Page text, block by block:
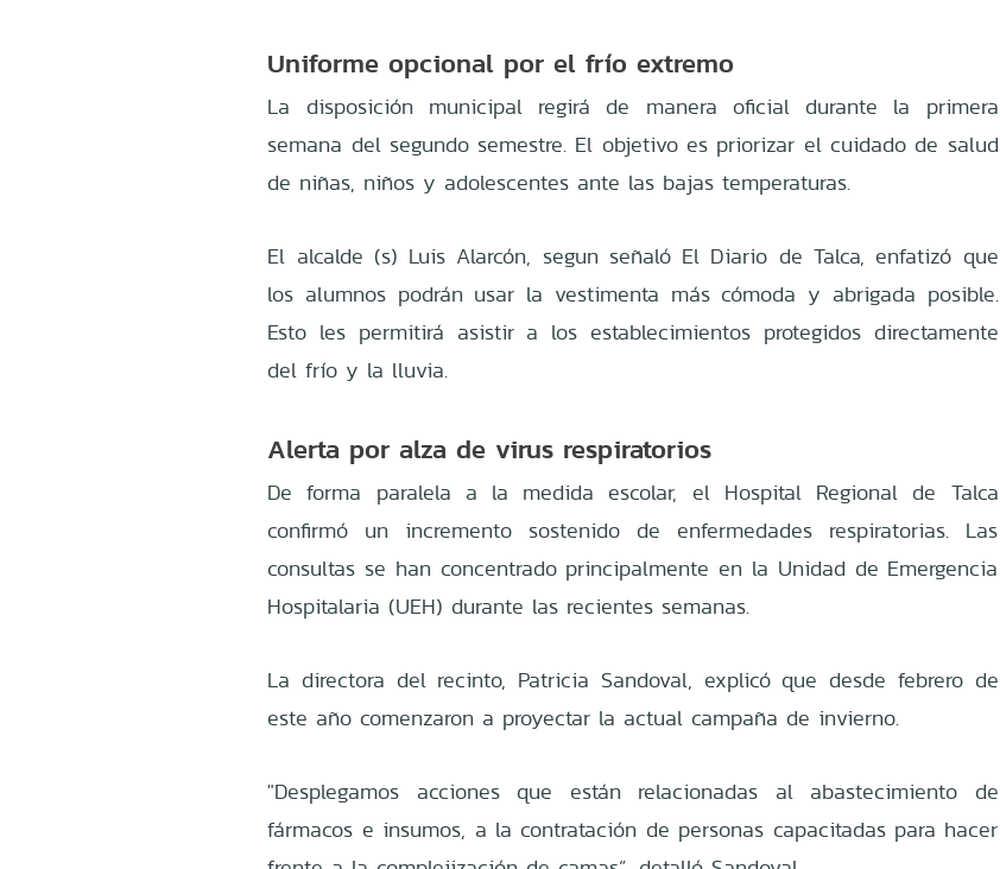
Uniforme opcional por el frío extremo
La disposición municipal regirá de manera oficial durante la primera
semana del segundo semestre. El objetivo es priorizar el cuidado de salud
de niñas, niños y adolescentes ante las bajas temperaturas.
El alcalde (s) Luis Alarcón, segun señaló El Diario de Talca, enfatizó que
los alumnos podrán usar la vestimenta más cómoda y abrigada posible.
Esto les permitirá asistir a los establecimientos protegidos directamente
del frío y la lluvia.
Alerta por alza de virus respiratorios
De forma paralela a la medida escolar, el Hospital Regional de Talca
confirmó un incremento sostenido de enfermedades respiratorias. Las
consultas se han concentrado principalmente en la Unidad de Emergencia
Hospitalaria (UEH) durante las recientes semanas.
La directora del recinto, Patricia Sandoval, explicó que desde febrero de
este año comenzaron a proyectar la actual campaña de invierno.
"Desplegamos acciones que están relacionadas al abastecimiento de
fármacos e insumos, a la contratación de personas capacitadas para hacer